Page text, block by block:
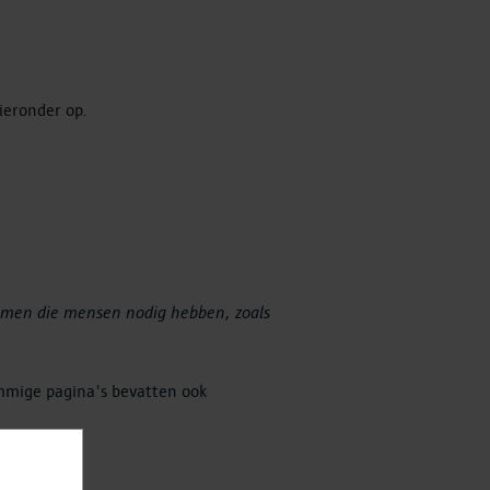
op.
die mensen nodig hebben, zoals
pagina's bevatten ook